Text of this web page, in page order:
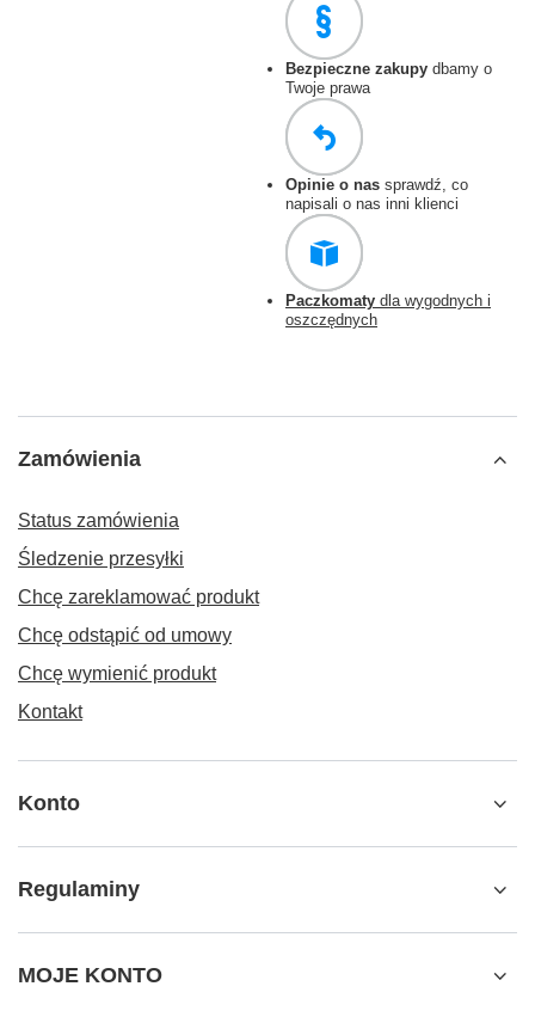
Bezpieczne zakupy dbamy o
Twoje prawa
Opinie o nas sprawdź, co
napisali o nas inni klienci
Paczkomaty dla wygodnych i
oszczędnych
Zamówienia
Status zamówienia
Śledzenie przesyłki
Chcę zareklamować produkt
Chcę odstąpić od umowy
Chcę wymienić produkt
Kontakt
Konto
Regulaminy
MOJE KONTO